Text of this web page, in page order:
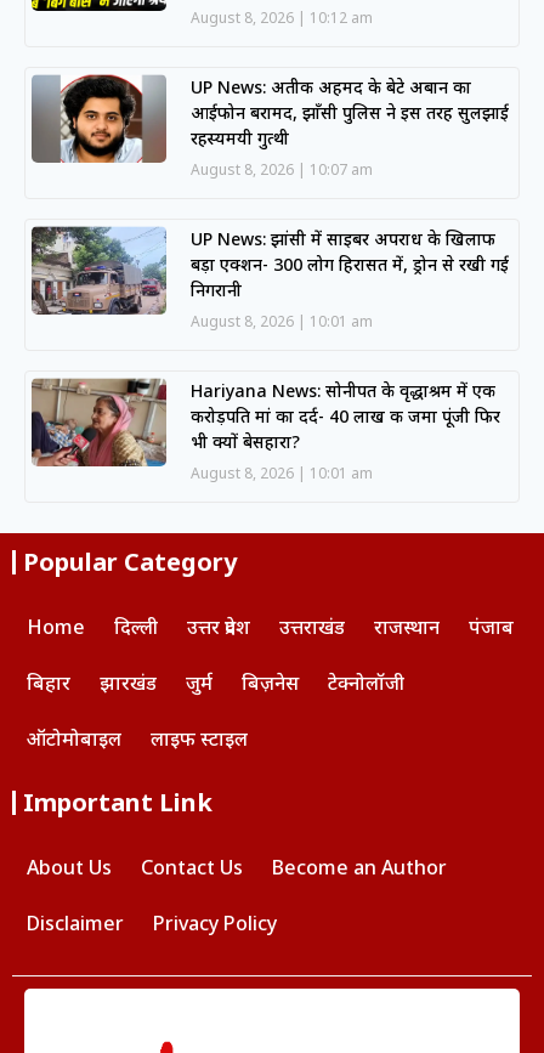
August 8, 2026 10:12 am
UP News: अतीक अहमद के बेटे अबान का
आईफोन बरामद, झाँसी पुलिस ने इस तरह सुलझाई
रहस्यमयी गुत्थी
August 8, 2026 10:07 am
UP News: झांसी में साइबर अपराध के खिलाफ
बड़ा एक्शन- 300 लोग हिरासत में, ड्रोन से रखी गई
निगरानी
August 8, 2026 10:01 am
Hariyana News: सोनीपत के वृद्धाश्रम में एक
करोड़पति मां का दर्द- 40 लाख की जमा पूंजी फिर
भी क्यों बेसहारा?
August 8, 2026 10:01 am
Popular Category
Home दिल्ली उत्तर प्रदेश उत्तराखंड राजस्थान पंजाब
बिहार झारखंड जुर्म बिज़नेस टेक्नोलॉजी
ऑटोमोबाइल लाइफ स्टाइल
Important Link
About Us Contact Us Become an Author
Disclaimer Privacy Policy